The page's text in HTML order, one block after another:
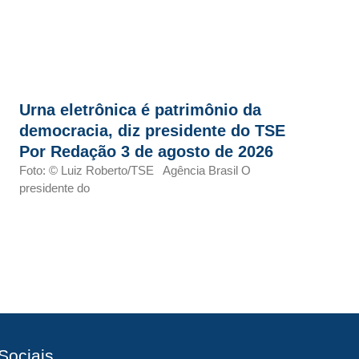
Urna eletrônica é patrimônio da
democracia, diz presidente do TSE
Por Redação 3 de agosto de 2026
Foto: © Luiz Roberto/TSE Agência Brasil O
presidente do